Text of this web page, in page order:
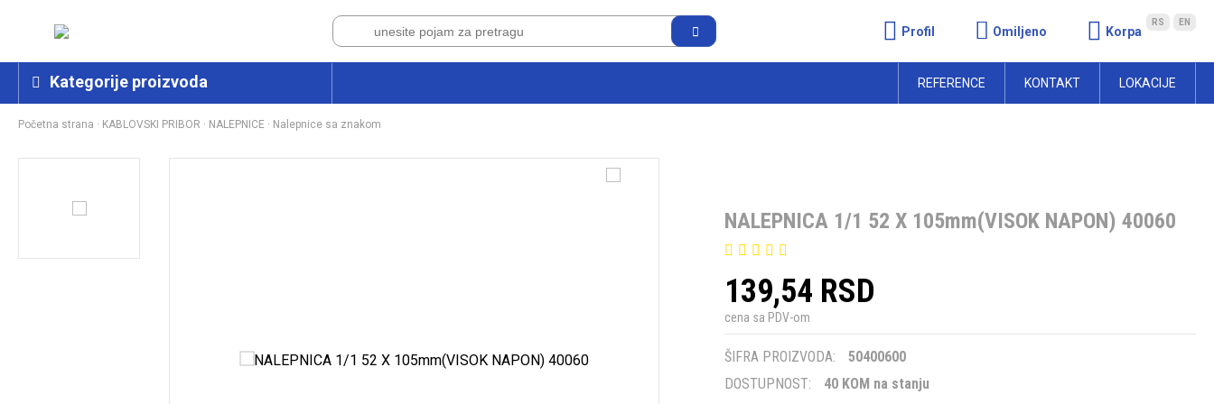
Profil Omiljeno Korpa
RS EN
Kategorije proizvoda REFERENCE KONTAKT LOKACIJE
Početna strana · KABLOVSKI PRIBOR · NALEPNICE · Nalepnice sa znakom
NALEPNICA 1/1 52 X 105mm(VISOK NAPON) 40060
139,54 RSD
cena sa PDV-om
ŠIFRA PROIZVODA:
50400600
DOSTUPNOST:
40 KOM na stanju